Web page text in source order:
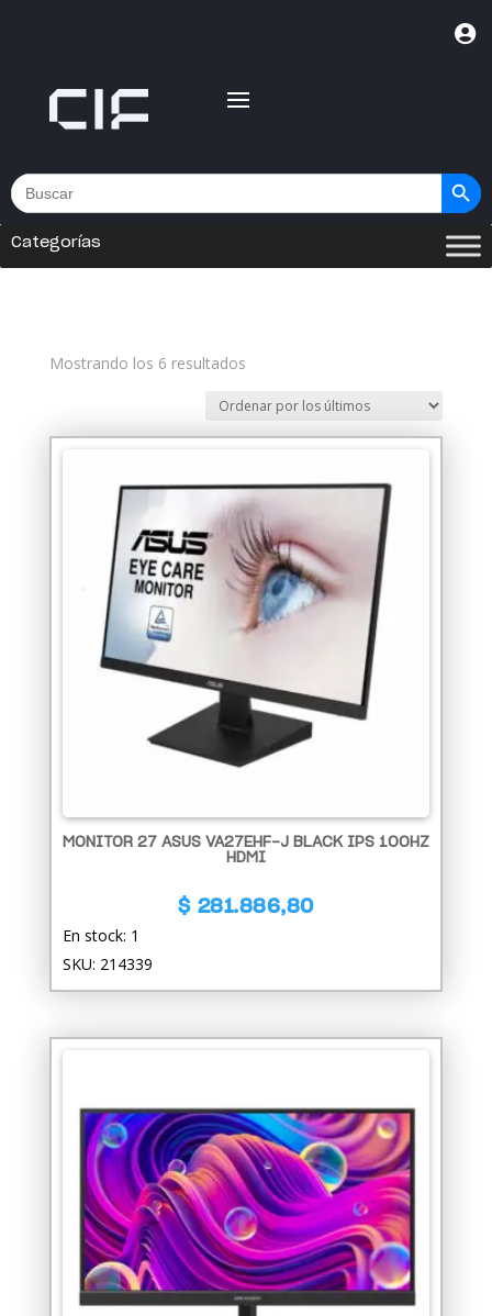

Buscar: Botón de
Categorías
Mostrando los 6 resultadosOrdenado
los
últimos
MONITOR 27 ASUS VA27EHF-J BLACK IPS 100HZ
HDMI
$281.886,80
En stock: 1
SKU: 214339